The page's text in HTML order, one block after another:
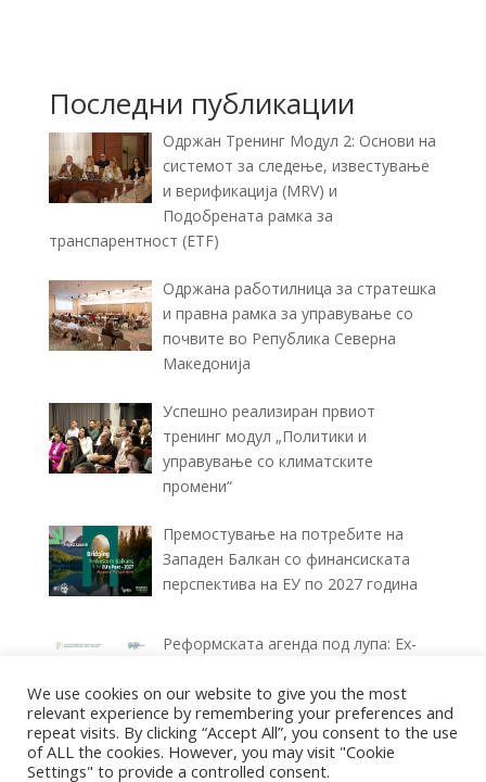
Последни публикации
Одржан Тренинг Модул 2: Основи на
системот за следење, известување
и верификација (MRV) и
Подобрената рамка за
транспарентност (ETF)
Одржана работилница за стратешка
и правна рамка за управување со
почвите во Република Северна
Македонија
Успешно реализиран првиот
тренинг модул „Политики и
управување со климатските
промени“
Премостување на потребите на
Западен Балкан со финансиската
перспектива на ЕУ по 2027 година
Реформската агенда под лупа: Ex-
спроведувањето (2025–2026)
We use cookies on our website to give you the most
relevant experience by remembering your preferences and
repeat visits. By clicking “Accept All”, you consent to the use
of ALL the cookies. However, you may visit "Cookie
Settings" to provide a controlled consent.